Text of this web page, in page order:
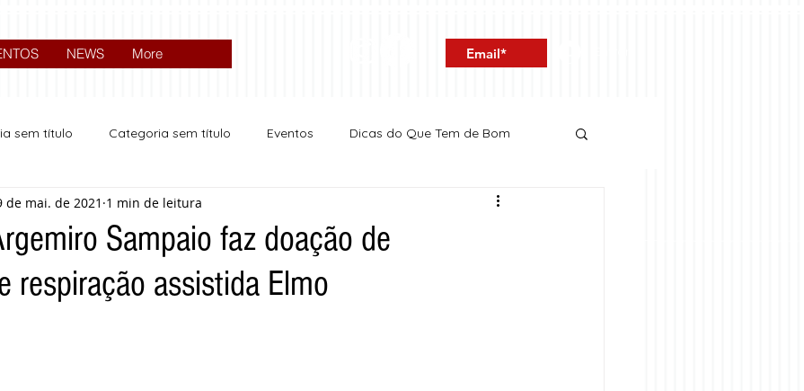
NEWS More
sem título Categoria sem título Eventos Dicas do Que Tem de Bom
2024 Política
Sampaio faz doação de
respiração assistida Elmo
de mai. de 2021 1 min de leitura